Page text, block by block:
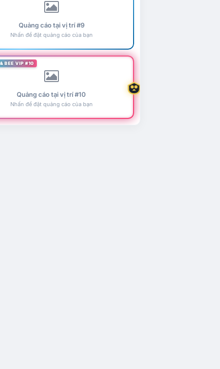
Quảng cáo tại vị trí #9
Nhấn để đặt quảng cáo của bạn
BEE VIP #10
Quảng cáo tại vị trí #10
Nhấn để đặt quảng cáo của bạn